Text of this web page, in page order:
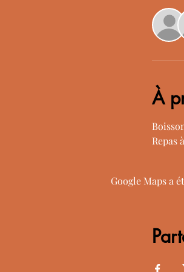
À
Repas
Google Maps a